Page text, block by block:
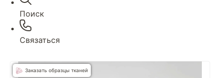
Поиск
Связаться
Заказать образцы тканей